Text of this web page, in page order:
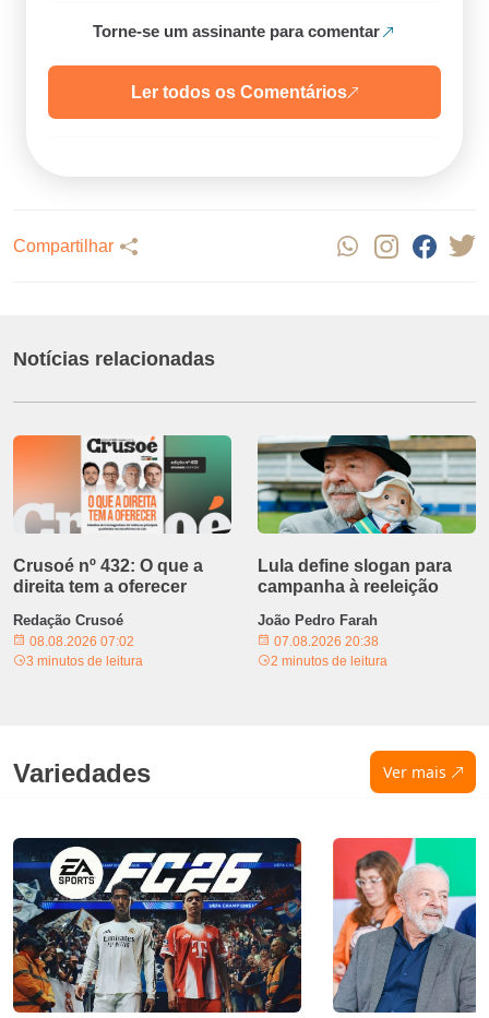
Torne-se um assinante para comentar
Ler todos os Comentários
Compartilhar
Notícias relacionadas
Crusoé nº 432: O que a
direita tem a oferecer
Redação Crusoé
08.08.2026 07:02
3 minutos de leitura
Lula define slogan para
campanha à reeleição
João Pedro Farah
07.08.2026 20:38
2 minutos de leitura
Variedades Ver mais